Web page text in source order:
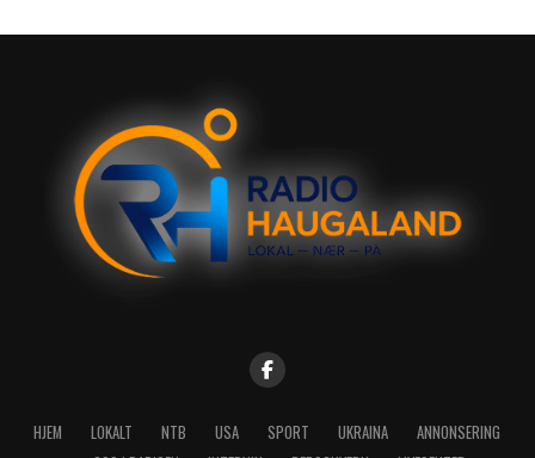
HJEM LOKALT NTB USA SPORT UKRAINA
ANNONSERING